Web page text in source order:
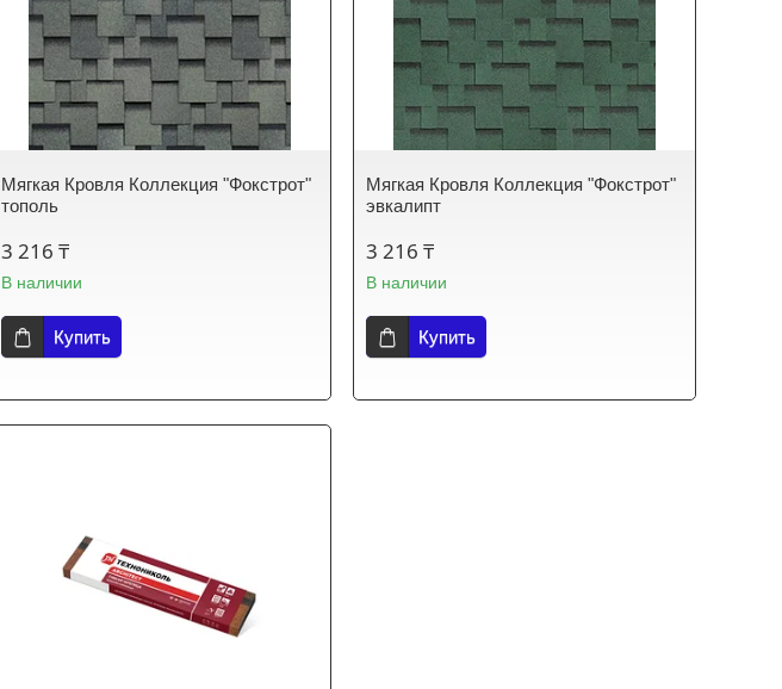
Мягкая Кровля Коллекция "Фокстрот"
тополь
3 216 ₸
В наличии
Купить
Мягкая Кровля Коллекция "Фокстрот"
эвкалипт
3 216 ₸
В наличии
Купить